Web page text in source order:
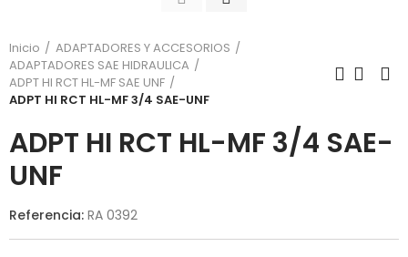
Inicio
ADAPTADORES Y ACCESORIOS
ADAPTADORES SAE HIDRAULICA
ADPT HI RCT HL-MF SAE UNF
ADPT HI RCT HL-MF 3/4 SAE-UNF
ADPT HI RCT HL-MF 3/4 SAE-
UNF
Referencia: RA 0392